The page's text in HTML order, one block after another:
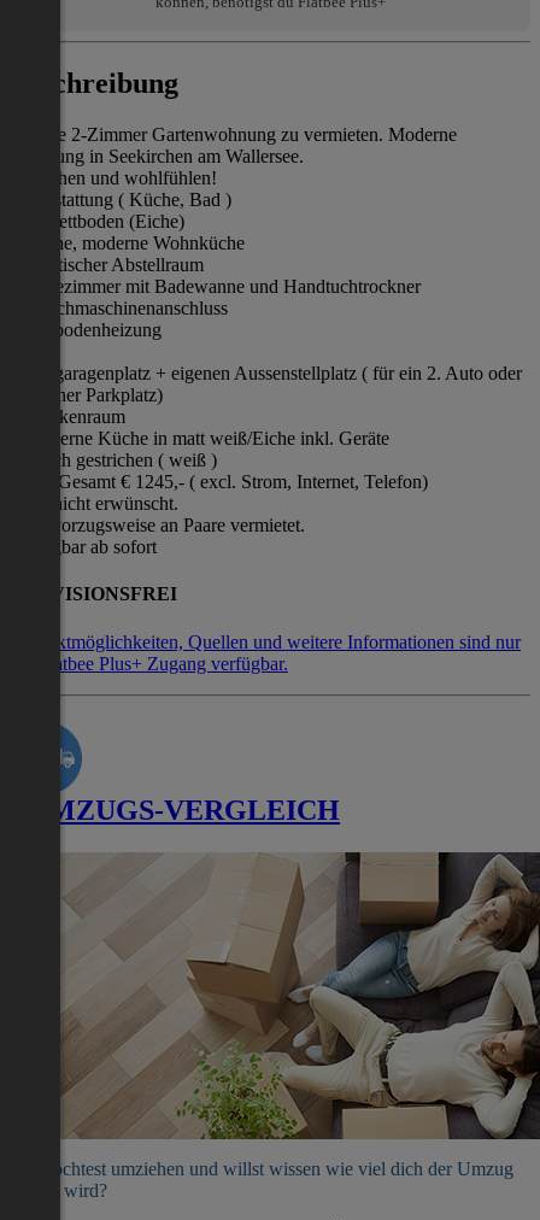
Beschreibung
Schöne 2-Zimmer Gartenwohnung zu vermieten. Moderne
Wohnung in Seekirchen am Wallersee.
Einziehen und wohlfühlen!
* Ausstattung ( Küche, Bad )
* Parkettboden (Eiche)
* offene, moderne Wohnküche
* praktischer Abstellraum
* Badezimmer mit Badewanne und Handtuchtrockner
* Waschmaschinenanschluss
* Fußbodenheizung
* Tiefgaragenplatz + eigenen Aussenstellplatz ( für ein 2. Auto oder
Besucher Parkplatz)
* Trockenraum
* Moderne Küche in matt weiß/Eiche inkl. Geräte
* Frisch gestrichen ( weiß )
Miete Gesamt € 1245,- ( excl. Strom, Internet, Telefon)
Tiere nicht erwünscht.
Wird vorzugsweise an Paare vermietet.
Verfügbar ab sofort
PROVISIONSFREI
Kontaktmöglichkeiten, Quellen und weitere Informationen sind nur
mit Flatbee Plus+ Zugang verfügbar.
UMZUGS-VERGLEICH
Du möchtest umziehen und willst wissen wie viel dich der Umzug
kosten wird?